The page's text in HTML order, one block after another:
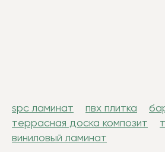
spc ламинат пвх плитка
террасная доска композит
виниловый ламинат